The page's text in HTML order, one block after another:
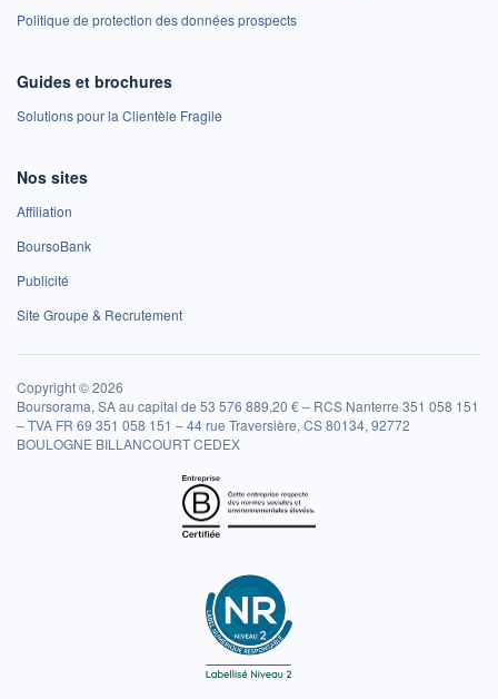
Politique de protection des données prospects
Guides et brochures
Solutions pour la Clientèle Fragile
Nos sites
Affiliation
BoursoBank
Publicité
Site Groupe & Recrutement
Copyright © 2026
Boursorama, SA au capital de 53 576 889,20 € – RCS Nanterre 351 058 151
– TVA FR 69 351 058 151 – 44 rue Traversière, CS 80134, 92772
BOULOGNE BILLANCOURT CEDEX